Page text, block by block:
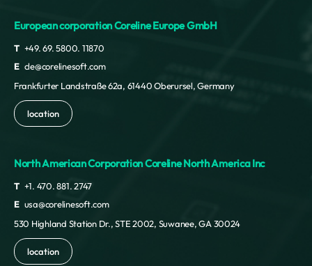
European corporation Coreline Europe GmbH
T +49. 69. 5800. 11870
E cle@corelinesoft.com
Frankfurter Landstraße 62a, 61440 Oberursel, Germany
location
North American Corporation Coreline North America Inc
T +1. 470. 881. 2747
E usa@corelinesoft.com
530 Highland Station Dr., STE 2002, Suwanee, GA 30024
location